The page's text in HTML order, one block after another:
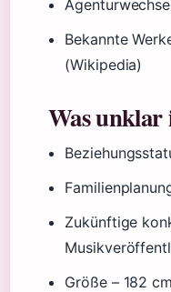
Bekannte
(Wikipedia)
Was unklar
Zukünftige
Größe – 182